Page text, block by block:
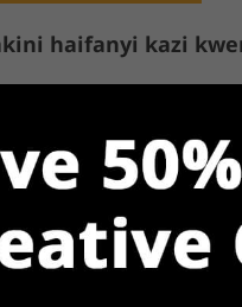
haifanyi kazi
haikidhi mahitaji
kushikamana na
na msaada na